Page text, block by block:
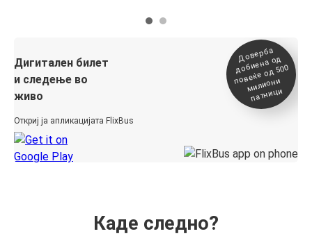
Дигитален билет
и следење во
живо
Откриј ја апликацијата FlixBus
Доверба
добиена о
д
повеќе о
д 500
милиони
патници
Каде следно?